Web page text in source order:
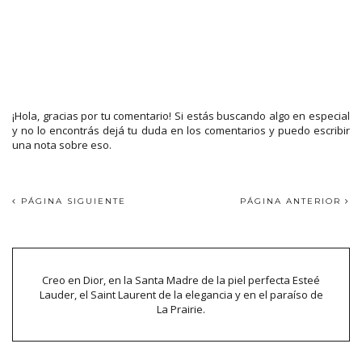
¡Hola, gracias por tu comentario! Si estás buscando algo en especial
y no lo encontrás dejá tu duda en los comentarios y puedo escribir
una nota sobre eso.
PÁGINA SIGUIENTE PÁGINA ANTERIOR
Creo en Dior, en la Santa Madre de la piel perfecta Esteé
Lauder, el Saint Laurent de la elegancia y en el paraíso de
La Prairie.